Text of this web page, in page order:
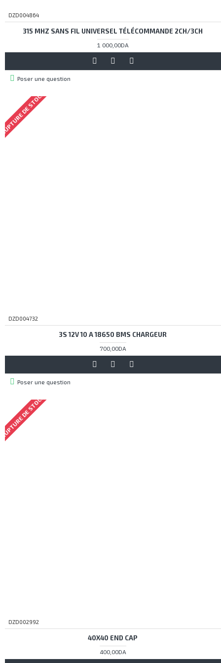
DZD004864
315 MHZ SANS FIL UNIVERSEL TÉLÉCOMMANDE 2CH/3CH
1 000,00DA
Poser une question
DE STOCK
DZD004732
3S 12V 10 A 18650 BMS CHARGEUR
700,00DA
Poser une question
DE STOCK
DZD002992
40X40 END CAP
400,00DA